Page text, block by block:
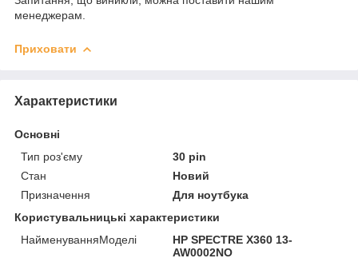
менеджерам.
Приховати
Характеристики
Основні
Тип роз'єму
30 pin
Стан
Новий
Призначення
Для ноутбука
Користувальницькі характеристики
НайменуванняМоделі
HP SPECTRE X360 13-
AW0002NO